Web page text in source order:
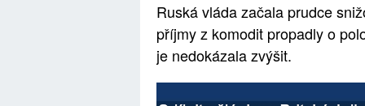
Ruská vláda začala prudce
příjmy z komodit propadly o
je nedokázala zvýšit.